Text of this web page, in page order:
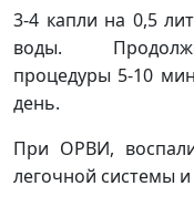
3-4 капли на 0,5
воды.
процедуры 5-10
день.
При ОРВИ,
легочной системы